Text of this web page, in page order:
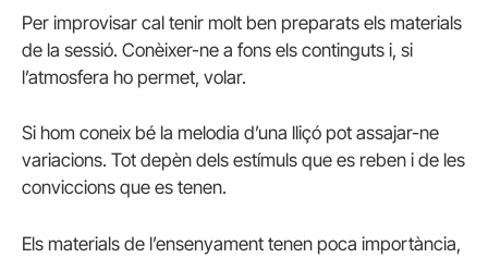
Per improvisar cal tenir molt ben preparats els materials
de la sessió. Conèixer-ne a fons els continguts i, si
l’atmosfera ho permet, volar.
Si hom coneix bé la melodia d’una lliçó pot assajar-ne
variacions. Tot depèn dels estímuls que es reben i de les
conviccions que es tenen.
Els materials de l’ensenyament tenen poca importància,